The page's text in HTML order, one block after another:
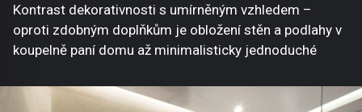
Kontrast dekorativnosti s umírněným vzhledem –
oproti zdobným doplňkům je obložení stěn a podlahy v
koupelně paní domu až minimalisticky jednoduché